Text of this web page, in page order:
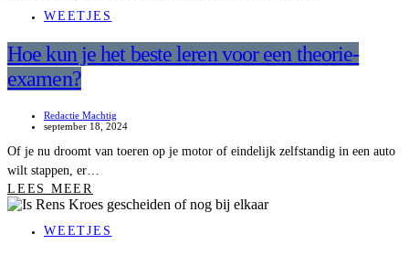
WEETJES
Hoe kun je het beste leren voor een theorie-
examen?
Redactie Machtig
september 18, 2024
Of je nu droomt van toeren op je motor of eindelijk zelfstandig in een auto
wilt stappen, er…
LEES MEER
WEETJES